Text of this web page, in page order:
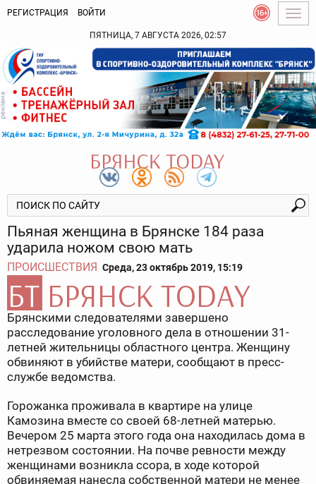
РЕГИСТРАЦИЯ ВОЙТИ
ПЯТНИЦА, 7 АВГУСТА 2026, 02:57
Пьяная женщина в Брянске 184 раза
ударила ножом свою мать
ПРОИСШЕСТВИЯ Среда, 23 октябрь 2019, 15:19
Брянскими следователями завершено
расследование уголовного дела в отношении 31-
летней жительницы областного центра. Женщину
обвиняют в убийстве матери, сообщают в пресс-
службе ведомства.
Горожанка проживала в квартире на улице
Камозина вместе со своей 68-летней матерью.
Вечером 25 марта этого года она находилась дома в
нетрезвом состоянии. На почве ревности между
женщинами возникла ссора, в ходе которой
обвиняемая нанесла собственной матери не менее